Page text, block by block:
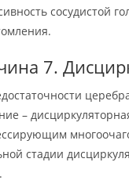
сосудистой
7.
–
стадии